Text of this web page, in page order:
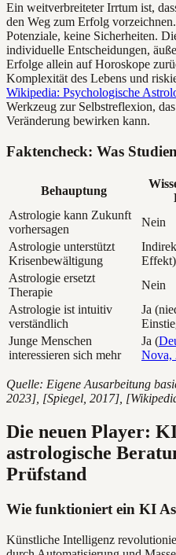
Ein weitverbreiteter Irrtum ist,
den Weg zum Erfolg
Potenziale, keine Sicherheiten.
individuelle Entscheidungen,
Erfolge allein auf Horoskope
Komplexität des Lebens und
Wikipedia: Psychologische
Werkzeug zur Selbstreflexion,
Veränderung bewirken kann.
Faktencheck: Was
Behauptung
Astrologie kann Zukunft
vorhersagen
Nein
Astrologie unterstützt
Krisenbewältigung
Effekt)
Astrologie ersetzt
Therapie
Nein
Astrologie ist intuitiv
verständlich
Ja
Junge Menschen
interessieren sich mehr
Ja (
Nova,
Quelle: Eigene Ausarbeitung
2023], [Spiegel, 2017],
Die neuen Player:
astrologische
Prüfstand
Wie funktioniert ein KI
Künstliche Intelligenz